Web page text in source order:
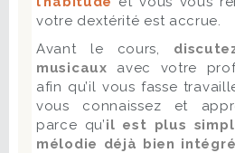
votre dextérité est accrue.
Avant le cours,
musicaux avec votre
afin qu’il vous fasse
vous connaissez et
parce qu’il est plus
mélodie déjà bien